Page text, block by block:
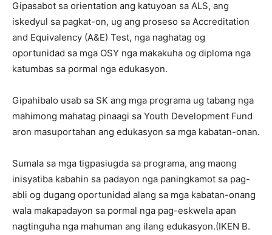
Gipasabot sa orientation ang katuyoan sa ALS, ang
iskedyul sa pagkat-on, ug ang proseso sa Accreditation
and Equivalency (A&E) Test, nga naghatag og
oportunidad sa mga OSY nga makakuha og diploma nga
katumbas sa pormal nga edukasyon.
Gipahibalo usab sa SK ang mga programa ug tabang nga
mahimong mahatag pinaagi sa Youth Development Fund
aron masuportahan ang edukasyon sa mga kabatan-onan.
Sumala sa mga tigpasiugda sa programa, ang maong
inisyatiba kabahin sa padayon nga paningkamot sa pag-
abli og dugang oportunidad alang sa mga kabatan-onang
wala makapadayon sa pormal nga pag-eskwela apan
nagtinguha nga mahuman ang ilang edukasyon.(IKEN B.